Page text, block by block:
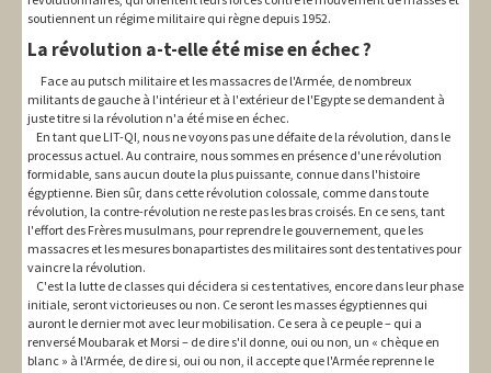
soutiennent un régime militaire qui règne depuis 1952.
La révolution a-t-elle été mise en échec ?
Face au putsch militaire et les massacres de l'Armée, de nombreux
militants de gauche à l'intérieur et à l'extérieur de l'Egypte se demandent à
juste titre si la révolution n'a été mise en échec.
En tant que LIT-QI, nous ne voyons pas une défaite de la révolution, dans le
processus actuel. Au contraire, nous sommes en présence d'une révolution
formidable, sans aucun doute la plus puissante, connue dans l'histoire
égyptienne. Bien sûr, dans cette révolution colossale, comme dans toute
révolution, la contre-révolution ne reste pas les bras croisés. En ce sens, tant
l'effort des Frères musulmans, pour reprendre le gouvernement, que les
massacres et les mesures bonapartistes des militaires sont des tentatives pour
vaincre la révolution.
C'est la lutte de classes qui décidera si ces tentatives, encore dans leur phase
initiale, seront victorieuses ou non. Ce seront les masses égyptiennes qui
auront le dernier mot avec leur mobilisation. Ce sera à ce peuple – qui a
renversé Moubarak et Morsi – de dire s'il donne, oui ou non, un « chèque en
blanc » à l'Armée, de dire si, oui ou non, il accepte que l'Armée reprenne le